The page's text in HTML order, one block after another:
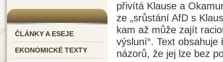
ČLÁNKY A ESEJE
EKONOMICKÉ TEXTY
přivítá Klause a
ze „srůstání AfD s
kam až může zajít
výsluní“. Text
názorů, že jej lze bez